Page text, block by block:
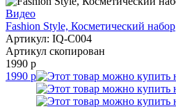
Видео
Fashion Style, Косметический набор
Артикул: IQ-C004
Артикул скопирован
1990 р
1990 р